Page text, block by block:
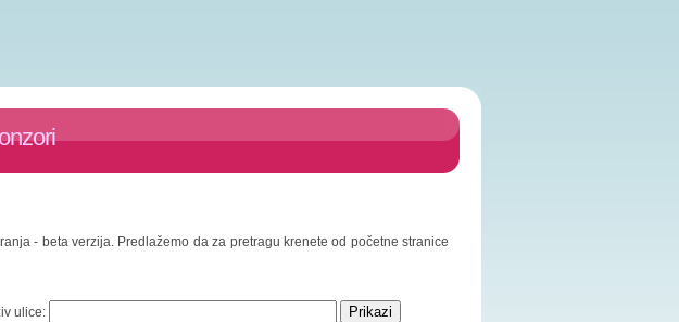
- beta verzija. Predlažemo da za pretragu krenete od početne stranice
ulice: